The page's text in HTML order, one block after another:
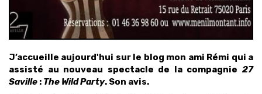
J’accueille aujourd'hui sur le blog mon ami Rémi qui a
assisté au nouveau spectacle de la compagnie 27
Saville : The Wild Party. Son avis.